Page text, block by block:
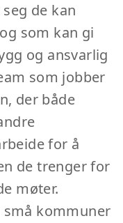
de kan
som kan gi
og ansvarlig
som jobber
der både
for å
de trenger for
møter.
kommuner